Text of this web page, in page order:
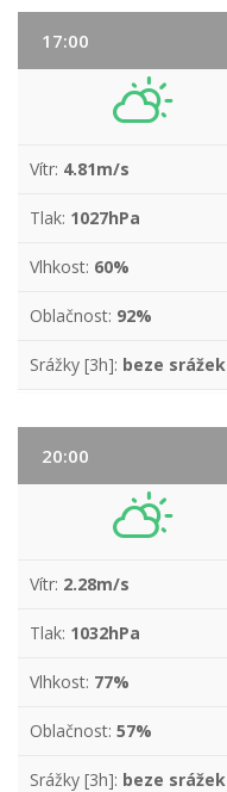
17:00
Vítr: 4.81m/s
Tlak: 1027hPa
Vlhkost: 60%
Oblačnost: 92%
Srážky [3h]: beze srážek
20:00
Vítr: 2.28m/s
Tlak: 1032hPa
Vlhkost: 77%
Oblačnost: 57%
Srážky [3h]: beze srážek